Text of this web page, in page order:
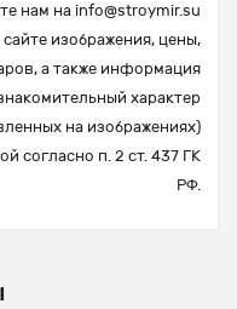
нам на info@stroymir.su
изображения, цены,
а также информация
характер
на изображениях)
согласно п. 2 ст. 437 ГК
РФ.